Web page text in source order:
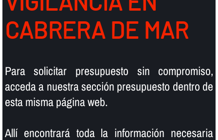
CABRERA DE MAR
Para solicitar presupuesto sin compromiso,
acceda a nuestra sección presupuesto dentro de
esta misma página web.
Allí­ encontrará toda la información necesaria